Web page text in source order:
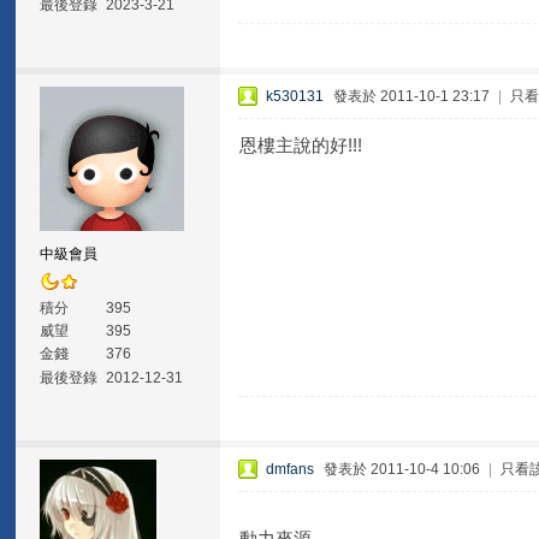
最後登錄 2023-3-21
中級會員
積分
395
威望
395
金錢
376
最後登錄 2012-12-31
k530131 發表於 2011-10-1 23:17 只
恩樓主說的好!!!
dmfans 發表於 2011-10-4 10:06 只看